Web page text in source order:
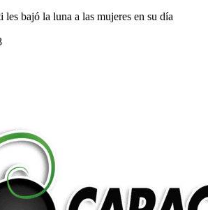
les bajó la luna a las mujeres en su día